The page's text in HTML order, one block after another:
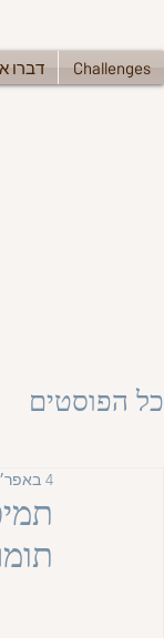
דברו Challenges
כל הפוסטים
השראה
4 באפר׳ 2022